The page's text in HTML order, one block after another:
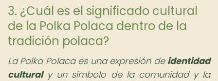
3. ¿Cuál es el significado cultural
de la Polka Polaca dentro de la
tradición polaca?
La Polka Polaca es una expresión de identidad
culturaly un símbolo de la comunidad y la